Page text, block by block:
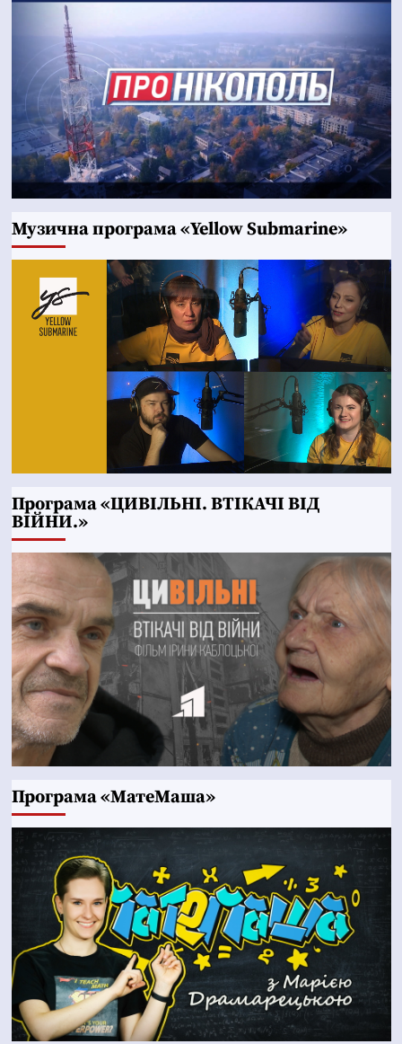
Музична програма «Yellow Submarine»
Програма «ЦИВІЛЬНІ. ВТІКАЧІ ВІД
ВІЙНИ.»
Програма «МатеМаша»